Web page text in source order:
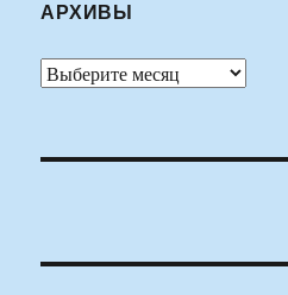
АРХИВЫ
Архивы